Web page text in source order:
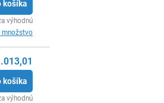
košíka
výhodnú
množstvo
košíka
výhodnú